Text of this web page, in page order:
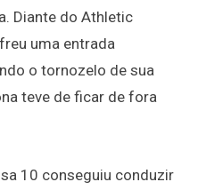
Diante do Athletic
uma entrada
o tornozelo de sua
teve de ficar de fora
10 conseguiu conduzir